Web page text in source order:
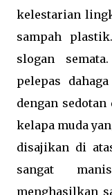
kelestarian
sampah
slogan
pelepas
dengan
kelapa muda
disajikan di
sangat
menghasilkan